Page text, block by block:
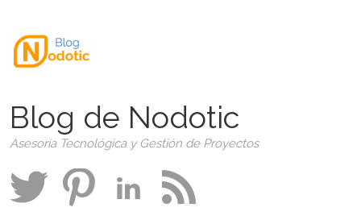
Blog de Nodotic
Asesoría Tecnológica y Gestión de Proyectos